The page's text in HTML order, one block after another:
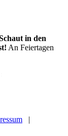
in den
An Feiertagen
|